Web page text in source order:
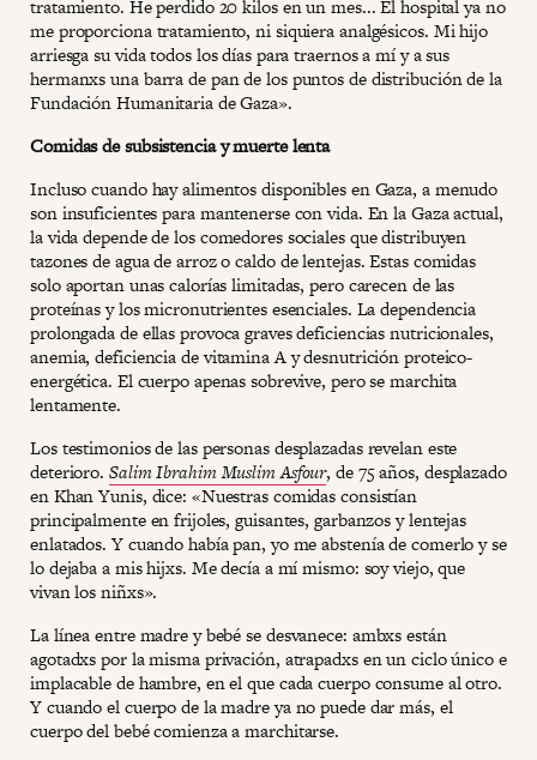
tratamiento. He perdido 20 kilos en un mes... El hospital ya no
me proporciona tratamiento, ni siquiera analgésicos. Mi hijo
arriesga su vida todos los días para traernos a mí y a sus
hermanxs una barra de pan de los puntos de distribución de la
Fundación Humanitaria de Gaza».
Comidas de subsistencia y muerte lenta
Incluso cuando hay alimentos disponibles en Gaza, a menudo
son insuficientes para mantenerse con vida. En la Gaza actual,
la vida depende de los comedores sociales que distribuyen
tazones de agua de arroz o caldo de lentejas. Estas comidas
solo aportan unas calorías limitadas, pero carecen de las
proteínas y los micronutrientes esenciales. La dependencia
prolongada de ellas provoca graves deficiencias nutricionales,
anemia, deficiencia de vitamina A y desnutrición proteico-
energética. El cuerpo apenas sobrevive, pero se marchita
lentamente.
Los testimonios de las personas desplazadas revelan este
deterioro. Salim Ibrahim Muslim Asfour, de 75 años, desplazado
en Khan Yunis, dice: «Nuestras comidas consistían
principalmente en frijoles, guisantes, garbanzos y lentejas
enlatados. Y cuando había pan, yo me abstenía de comerlo y se
lo dejaba a mis hijxs. Me decía a mí mismo: soy viejo, que
vivan los niñxs».
La línea entre madre y bebé se desvanece: ambxs están
agotadxs por la misma privación, atrapadxs en un ciclo único e
implacable de hambre, en el que cada cuerpo consume al otro.
Y cuando el cuerpo de la madre ya no puede dar más, el
cuerpo del bebé comienza a marchitarse.